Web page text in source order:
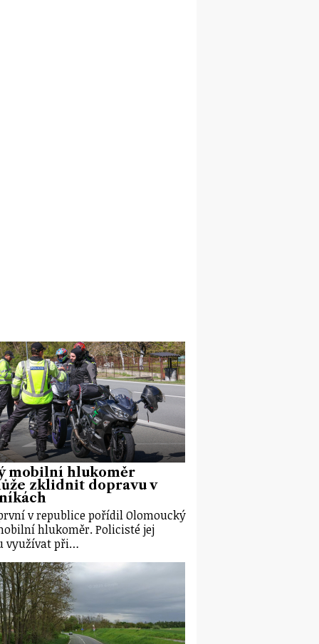
mobilní hlukoměr
zklidnit dopravu v
v republice pořídil Olomoucký
hlukoměr. Policisté jej
využívat při…